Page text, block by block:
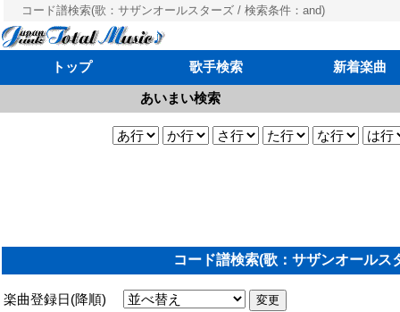
コード譜検索(歌：サザンオールスターズ / 検索条件：and)
トップ 歌手検索 新着楽曲
あいまい検索
コード譜検索(歌：サザンオールス
楽曲登録日(降順)